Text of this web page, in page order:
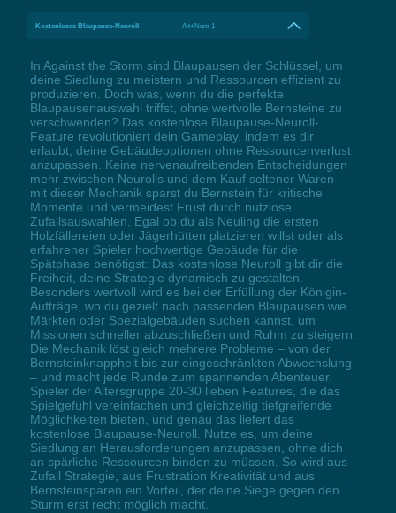
Kostenloses Blaupause-Neuroll Alt+Num 1
In Against the Storm sind Blaupausen der Schlüssel, um
deine Siedlung zu meistern und Ressourcen effizient zu
produzieren. Doch was, wenn du die perfekte
Blaupausenauswahl triffst, ohne wertvolle Bernsteine zu
verschwenden? Das kostenlose Blaupause-Neuroll-
Feature revolutioniert dein Gameplay, indem es dir
erlaubt, deine Gebäudeoptionen ohne Ressourcenverlust
anzupassen. Keine nervenaufreibenden Entscheidungen
mehr zwischen Neurolls und dem Kauf seltener Waren –
mit dieser Mechanik sparst du Bernstein für kritische
Momente und vermeidest Frust durch nutzlose
Zufallsauswahlen. Egal ob du als Neuling die ersten
Holzfällereien oder Jägerhütten platzieren willst oder als
erfahrener Spieler hochwertige Gebäude für die
Spätphase benötigst: Das kostenlose Neuroll gibt dir die
Freiheit, deine Strategie dynamisch zu gestalten.
Besonders wertvoll wird es bei der Erfüllung der Königin-
Aufträge, wo du gezielt nach passenden Blaupausen wie
Märkten oder Spezialgebäuden suchen kannst, um
Missionen schneller abzuschließen und Ruhm zu steigern.
Die Mechanik löst gleich mehrere Probleme – von der
Bernsteinknappheit bis zur eingeschränkten Abwechslung
– und macht jede Runde zum spannenden Abenteuer.
Spieler der Altersgruppe 20-30 lieben Features, die das
Spielgefühl vereinfachen und gleichzeitig tiefgreifende
Möglichkeiten bieten, und genau das liefert das
kostenlose Blaupause-Neuroll. Nutze es, um deine
Siedlung an Herausforderungen anzupassen, ohne dich
an spärliche Ressourcen binden zu müssen. So wird aus
Zufall Strategie, aus Frustration Kreativität und aus
Bernsteinsparen ein Vorteil, der deine Siege gegen den
Sturm erst recht möglich macht.